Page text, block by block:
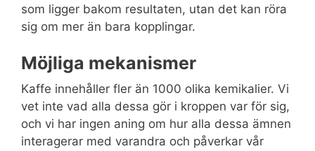
som ligger bakom resultaten, utan det kan röra
sig om mer än bara kopplingar.
Möjliga mekanismer
Kaffe innehåller fler än 1000 olika kemikalier. Vi
vet inte vad alla dessa gör i kroppen var för sig,
och vi har ingen aning om hur alla dessa ämnen
interagerar med varandra och påverkar vår